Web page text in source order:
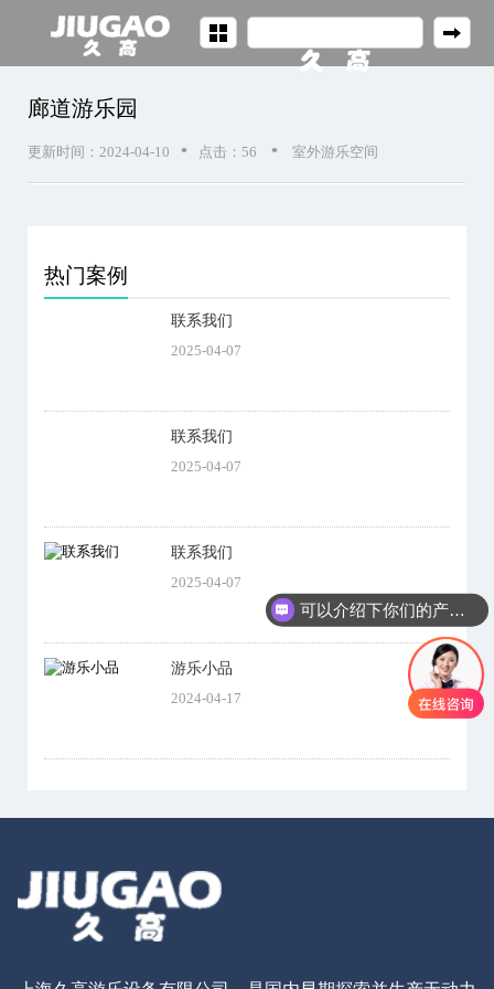
廊道游乐园
更新时间：2024-04-10 • 点击： 56 • 室外游乐空间
热门案例
联系我们
2025-04-07
联系我们
2025-04-07
联系我们
2025-04-07
游乐小品
2024-04-17
可以介绍下你们的产品么